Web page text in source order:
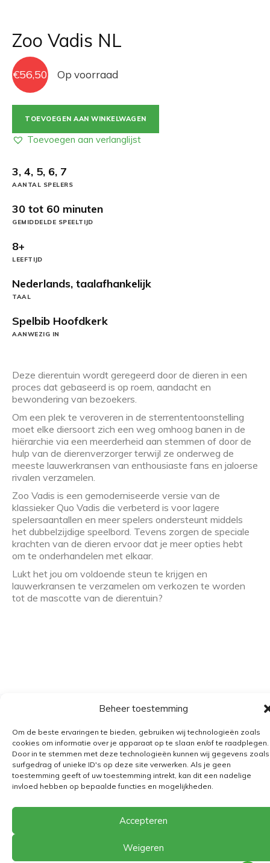
Beheer toestemming
Om de beste ervaringen te bieden, gebruiken wij technologieën zoals
cookies om informatie over je apparaat op te slaan en/of te raadplegen.
Door in te stemmen met deze technologieën kunnen wij gegevens zoals
surfgedrag of unieke ID's op deze site verwerken. Als je geen
toestemming geeft of uw toestemming intrekt, kan dit een nadelige
invloed hebben op bepaalde functies en mogelijkheden.
Accepteren
Weigeren
Zoo Vadis NL
€56,50 Op voorraad
Vadis
NL
TOEVOEGEN AAN WINKELWAGEN
Toevoegen aan verlanglijst
3, 4, 5, 6, 7
AANTAL SPELERS
30 tot 60 minuten
GEMIDDELDE SPEELTIJD
8+
LEEFTIJD
Nederlands, taalafhankelijk
TAAL
Spelbib Hoofdkerk
AANWEZIG IN
Deze dierentuin wordt geregeerd door de dieren in een
proces dat gebaseerd is op roem, aandacht en
bewondering van bezoekers.
Om een plek te veroveren in de sterrententoonstelling
moet elke diersoort zich een weg omhoog banen in de
hiërarchie via een meerderheid aan stemmen of door de
hulp van de dierenverzorger terwijl ze onderweg de
meeste lauwerkransen van enthousiaste fans en jaloerse
rivalen verzamelen.
Zoo Vadis is een gemoderniseerde versie van de
klassieker Quo Vadis die verbeterd is voor lagere
spelersaantallen en meer spelers ondersteunt middels
het dubbelzijdige speelbord. Tevens zorgen de speciale
krachten van de dieren ervoor dat je meer opties hebt
om te onderhandelen met elkaar.
Lukt het jou om voldoende steun te krijgen en
lauwerkransen te verzamelen om verkozen te worden
tot de mascotte van de dierentuin?
Verzending
Retourbeleid
BE 0682.845.059
The Playground